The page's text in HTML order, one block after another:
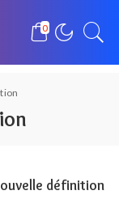
0
définition